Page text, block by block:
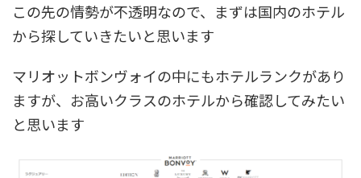
この先の情勢が不透明なので、まずは国内のホテル
から探していきたいと思います
マリオットボンヴォイの中にもホテルランクがあり
ますが、お高いクラスのホテルから確認してみたい
と思います